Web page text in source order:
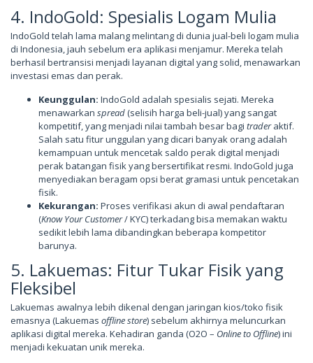
4. IndoGold: Spesialis Logam Mulia
IndoGold telah lama malang melintang di dunia jual-beli logam mulia
di Indonesia, jauh sebelum era aplikasi menjamur. Mereka telah
berhasil bertransisi menjadi layanan digital yang solid, menawarkan
investasi emas dan perak.
Keunggulan: IndoGold adalah spesialis sejati. Mereka
menawarkan spread(selisih harga beli-jual) yang sangat
kompetitif, yang menjadi nilai tambah besar bagi traderaktif.
Salah satu fitur unggulan yang dicari banyak orang adalah
kemampuan untuk mencetak saldo perak digital menjadi
perak batangan fisik yang bersertifikat resmi. IndoGold juga
menyediakan beragam opsi berat gramasi untuk pencetakan
fisik.
Kekurangan: Proses verifikasi akun di awal pendaftaran
(Know Your Customer/ KYC) terkadang bisa memakan waktu
sedikit lebih lama dibandingkan beberapa kompetitor
barunya.
5. Lakuemas: Fitur Tukar Fisik yang
Fleksibel
Lakuemas awalnya lebih dikenal dengan jaringan kios/toko fisik
emasnya (Lakuemas offline store) sebelum akhirnya meluncurkan
aplikasi digital mereka. Kehadiran ganda (O2O – Online to Offline) ini
menjadi kekuatan unik mereka.